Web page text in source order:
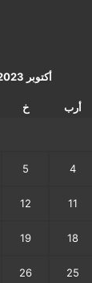
أكتوبر 2023
أرب خ
4
5
11
12
18
19
25
26